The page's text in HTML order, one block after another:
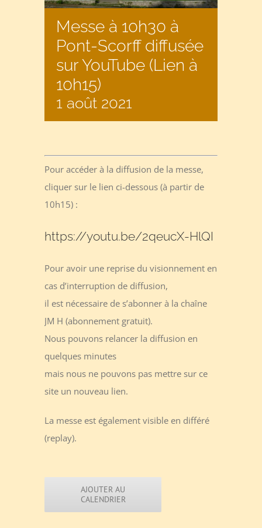
Messe à 10h30 à
Pont-Scorff diffusée
sur YouTube (Lien à
10h15)
1 août 2021
Pour accéder à la diffusion de la messe,
cliquer sur le lien ci-dessous (à partir de
10h15) :
https://youtu.be/2qeucX-HlQI
Pour avoir une reprise du visionnement en
cas d’interruption de diffusion,
il est nécessaire de s’abonner à la chaîne
JM H (abonnement gratuit).
Nous pouvons relancer la diffusion en
quelques minutes
mais nous ne pouvons pas mettre sur ce
site un nouveau lien.
La messe est également visible en différé
(replay).
AJOUTER AU
CALENDRIER